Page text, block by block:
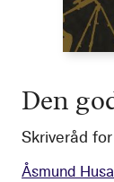
Den
Skriveråd
Åsmund